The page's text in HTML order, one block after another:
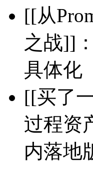
[[从
之战]]
具体化
[[买了
过程资
内落地